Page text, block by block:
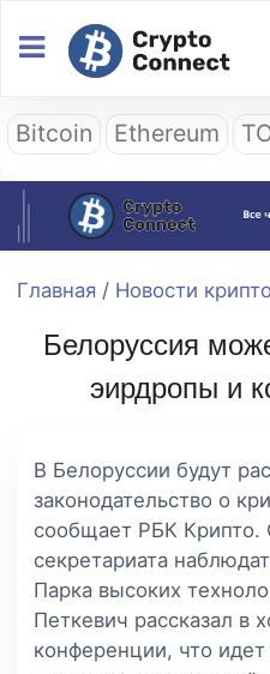
Bitcoin Ethereum
Главная / Новости
Белоруссия
эирдропы и
В Белоруссии будут
законодательство о
сообщает РБК Крипто.
секретариата
Парка высоких
Петкевич рассказал в
конференции, что